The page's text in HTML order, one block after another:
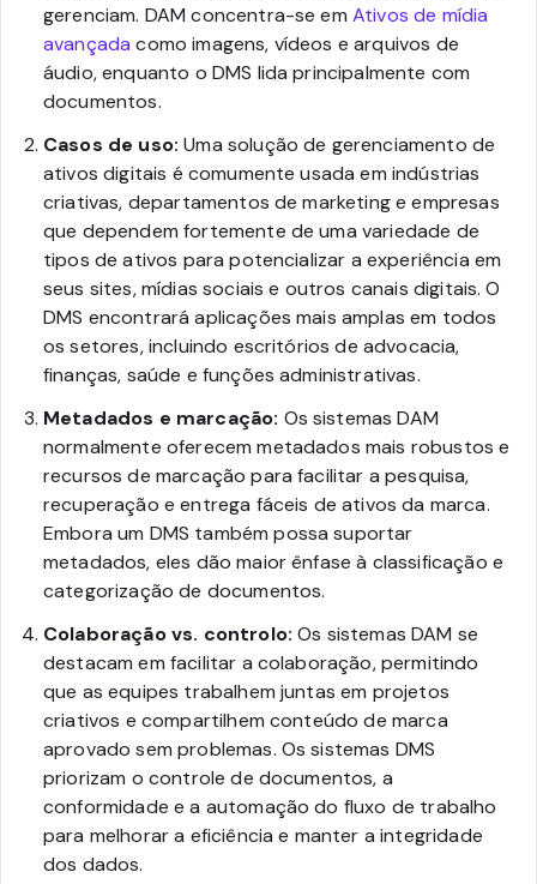
gerenciam. DAM concentra-se em Ativos de mídia
avançada como imagens, vídeos e arquivos de
áudio, enquanto o DMS lida principalmente com
documentos.
Casos de uso: Uma solução de gerenciamento de
ativos digitais é comumente usada em indústrias
criativas, departamentos de marketing e empresas
que dependem fortemente de uma variedade de
tipos de ativos para potencializar a experiência em
seus sites, mídias sociais e outros canais digitais. O
DMS encontrará aplicações mais amplas em todos
os setores, incluindo escritórios de advocacia,
finanças, saúde e funções administrativas.
Metadados e marcação: Os sistemas DAM
normalmente oferecem metadados mais robustos e
recursos de marcação para facilitar a pesquisa,
recuperação e entrega fáceis de ativos da marca.
Embora um DMS também possa suportar
metadados, eles dão maior ênfase à classificação e
categorização de documentos.
Colaboração vs. controlo: Os sistemas DAM se
destacam em facilitar a colaboração, permitindo
que as equipes trabalhem juntas em projetos
criativos e compartilhem conteúdo de marca
aprovado sem problemas. Os sistemas DMS
priorizam o controle de documentos, a
conformidade e a automação do fluxo de trabalho
para melhorar a eficiência e manter a integridade
dos dados.